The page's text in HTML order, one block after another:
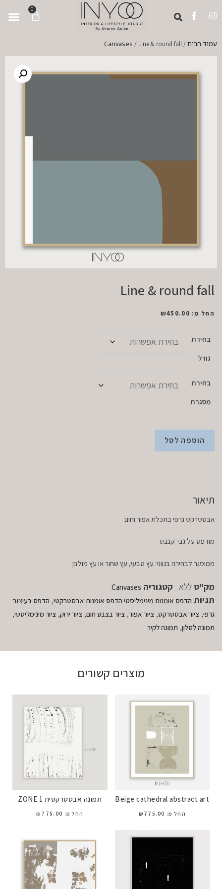
0
Line & round fall
החל מ: ₪450.00
בחירת
גודל
בחירת
מסגרת
הוספה לסל
תיאור
אבסטרקט גרפי בתכלת אפור וחום
מודפס על גבי קנבס
ממוסגר לבחירה בגווני: עץ טבעי, עץ שחור או עץ מולבן
מק"ט ללא קטגוריה Canvases
תגיות הדפס אומנות מינימליסטי הדפס אומנות אבסטרקטי, הדפס בעיצוב
גרפי, ציור אבסטרקט, ציור אפור, ציור בצבע חום, ציור ירוק, ציור מינימליסטי,
תמונה לסלון, תמונה לקיר
עמוד הבית/
Canvases / Line & round fall
מוצרים קשורים
Beige cathedral abstract art
החל מ: ₪ 775.00
תמונה אבסטרקטית ZONE 1
החל מ: ₪ 775.00